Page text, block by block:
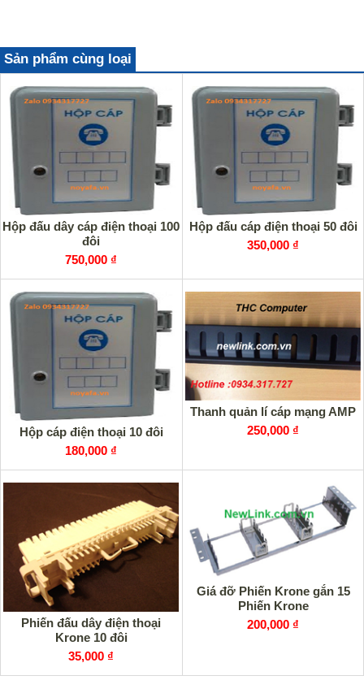
Sản phẩm cùng loại
Hộp đấu dây cáp điện thoại 100
đôi
750,000 ₫
Hộp đấu cáp điện thoại 50 đôi
350,000 ₫
Hộp cáp điện thoại 10 đôi
180,000 ₫
Thanh quản lí cáp mạng AMP
250,000 ₫
Phiến đấu dây điện thoại
Krone 10 đôi
35,000 ₫
Giá đỡ Phiến Krone gắn 15
Phiến Krone
200,000 ₫